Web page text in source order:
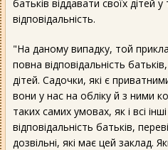
батьків віддавати своїх дітей
відповідальність.
"На даному випадку, той
повна відповідальність
дітей. Садочки, які є
вони у нас на обліку й з ними
таких самих умовах, як і всі
відповідальність батьків,
дозвільні, які має цей заклад.